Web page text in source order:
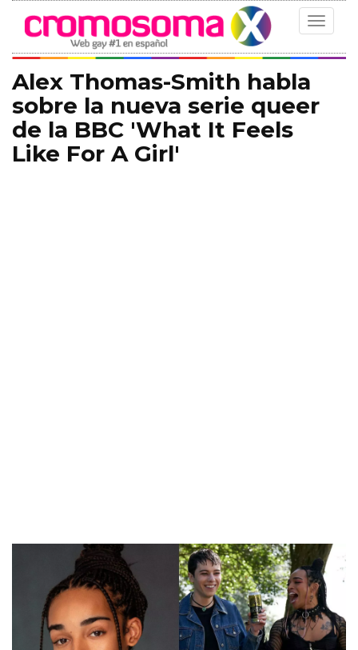
Toggle
Alex Thomas-Smith habla
sobre la nueva serie queer
de la BBC 'What It Feels
Like For A Girl'